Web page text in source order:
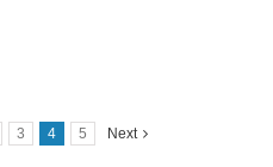
3 4 5 Next